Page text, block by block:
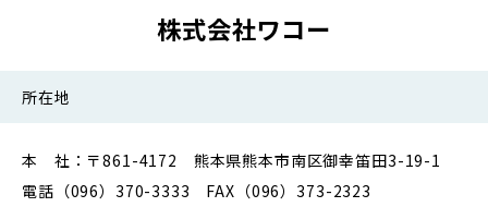
株式会社ワコー
所在地
本 社：〒861-4172 熊本県熊本市南区御幸笛田3-19-1
電話（096）370-3333 FAX（096）373-2323